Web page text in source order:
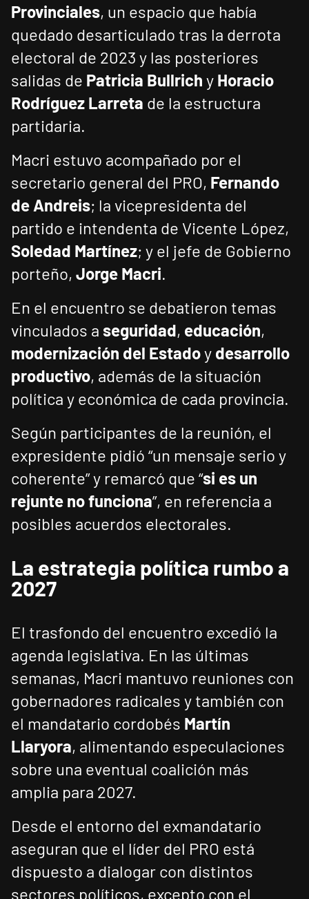
Provinciales, un espacio que había
quedado desarticulado tras la derrota
electoral de 2023 y las posteriores
salidas de Patricia Bullrich y Horacio
Rodríguez Larreta de la estructura
partidaria.
Macri estuvo acompañado por el
secretario general del PRO, Fernando
de Andreis; la vicepresidenta del
partido e intendenta de Vicente López,
Soledad Martínez; y el jefe de Gobierno
porteño, Jorge Macri.
En el encuentro se debatieron temas
vinculados a seguridad, educación,
modernización del Estadoy desarrollo
productivo, además de la situación
política y económica de cada provincia.
Según participantes de la reunión, el
expresidente pidió “un mensaje serio y
coherente” y remarcó que “si es un
rejunte no funciona”, en referencia a
posibles acuerdos electorales.
La estrategia política rumbo a
2027
El trasfondo del encuentro excedió la
agenda legislativa. En las últimas
semanas, Macri mantuvo reuniones con
gobernadores radicales y también con
el mandatario cordobés Martín
Llaryora, alimentando especulaciones
sobre una eventual coalición más
amplia para 2027.
Desde el entorno del exmandatario
aseguran que el líder del PRO está
dispuesto a dialogar con distintos
sectores políticos, excepto con el